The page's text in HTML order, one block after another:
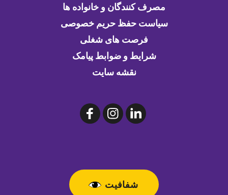
مصرف کنندگان و خانواده ها
سیاست حفظ حریم خصوصی
فرصت های شغلی
شرایط و ضوابط پیامک
نقشه سایت
شفافیت